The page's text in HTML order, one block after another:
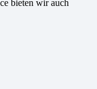
bieten wir auch